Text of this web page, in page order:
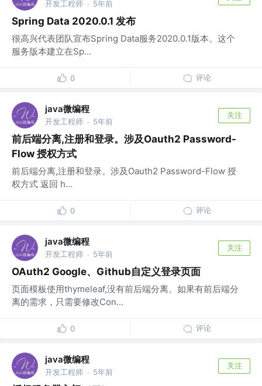
开发工程师 · 5年前
Spring Data 2020.0.1 发布
很高兴代表团队宣布Spring Data服务2020.0.1版本。这个
服务版本建立在Sp...
0 评论
java微编程
开发工程师 · 5年前
关注
前后端分离,注册和登录。涉及Oauth2 Password-
Flow 授权方式
前后端分离,注册和登录。涉及Oauth2 Password-Flow 授
权方式 返回 h...
0 评论
java微编程
开发工程师 · 5年前
关注
OAuth2 Google、Github自定义登录页面
页面模板使用thymeleaf,没有前后端分离。如果有前后端分
离的需求，只需要修改Con...
0 评论
java微编程
开发工程师 · 5年前
关注